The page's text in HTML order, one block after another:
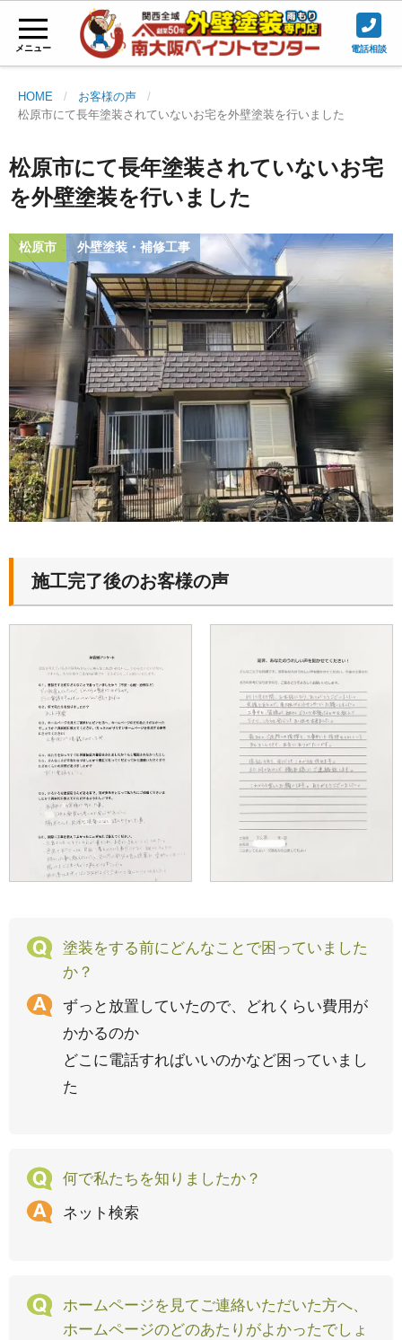
メニュー 電話相談
HOME
お客様の声
松原市にて長年塗装されていないお宅を外壁塗装を行いました
松原市にて長年塗装されていないお宅
を外壁塗装を行いました
松原市 外壁塗装・補修工事
施工完了後のお客様の声
塗装をする前にどんなことで困っていました
か？
ずっと放置していたので、どれくらい費用が
かかるのか
どこに電話すればいいのかなど困っていまし
た
何で私たちを知りましたか？
ネット検索
ホームページを見てご連絡いただいた方へ、
ホームページのどのあたりがよかったでしょ